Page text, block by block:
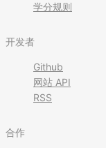
学分规则
开发者
Github
网站 API
RSS
合作